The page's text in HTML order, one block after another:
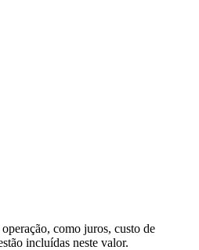
como juros, custo de
incluídas neste valor.